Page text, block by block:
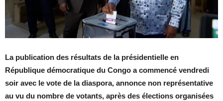
La publication des résultats de la présidentielle en
République démocratique du Congo a commencé vendredi
soir avec le vote de la diaspora, annonce non représentative
au vu du nombre de votants, après des élections organisées